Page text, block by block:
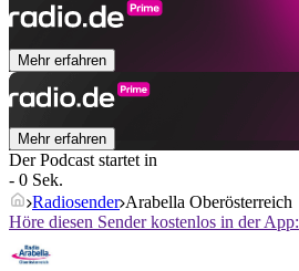
Mehr erfahren
Mehr erfahren
Der Podcast startet in
- 0 Sek.
Radiosender Arabella Oberösterreich
Höre diesen Sender kostenlos in der App: